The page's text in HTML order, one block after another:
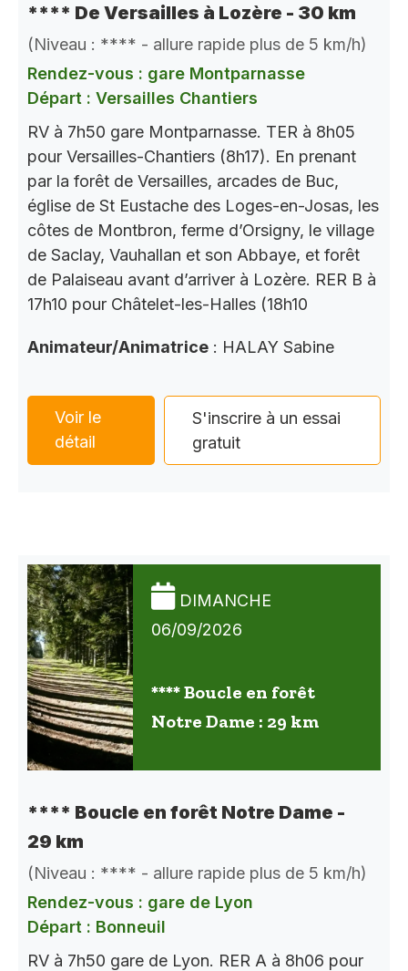
**** De Versailles à Lozère - 30 km
(Niveau : **** - allure rapide plus de 5 km/h)
Rendez-vous : gare Montparnasse
Départ : Versailles Chantiers
RV à 7h50 gare Montparnasse. TER à 8h05
pour Versailles-Chantiers (8h17). En prenant
par la forêt de Versailles, arcades de Buc,
église de St Eustache des Loges-en-Josas, les
côtes de Montbron, ferme d’Orsigny, le village
de Saclay, Vauhallan et son Abbaye, et forêt
de Palaiseau avant d’arriver à Lozère. RER B à
17h10 pour Châtelet-les-Halles (18h10
Animateur/Animatrice : HALAY Sabine
Voir le
détail
S'inscrire à un essai
gratuit
DIMANCHE
06/09/2026
**** Boucle en forêt
Notre Dame : 29 km
**** Boucle en forêt Notre Dame -
29 km
(Niveau : **** - allure rapide plus de 5 km/h)
Rendez-vous : gare de Lyon
Départ : Bonneuil
RV à 7h50 gare de Lyon. RER A à 8h06 pour